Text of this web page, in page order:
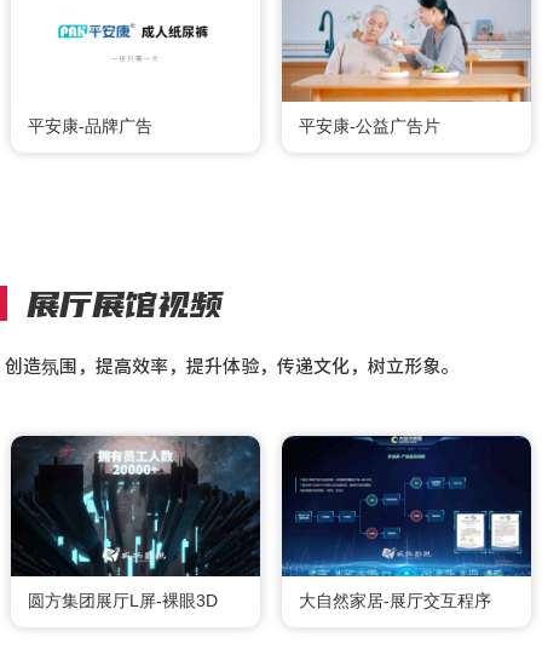
平安康-品牌广告 平安康-公益广告片
展厅展馆视频
创造氛围，提高效率，提升体验，传递文化，树立形象。
圆方集团展厅L屏-裸眼3D 大自然家居-展厅交互程序